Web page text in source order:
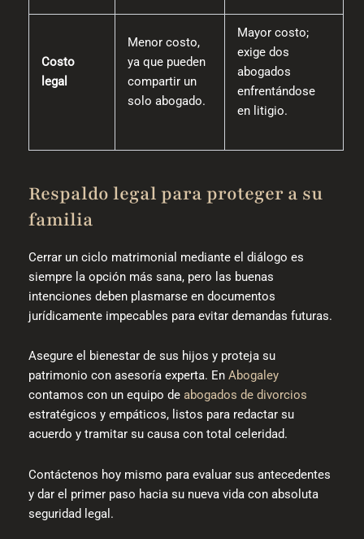
Costo
legal
Menor costo,
ya que pueden
compartir un
solo abogado.
Mayor costo;
exige dos
abogados
enfrentándose
en litigio.
Respaldo legal para proteger a su
familia
Cerrar un ciclo matrimonial mediante el diálogo es
siempre la opción más sana, pero las buenas
intenciones deben plasmarse en documentos
jurídicamente impecables para evitar demandas futuras.
Asegure el bienestar de sus hijos y proteja su
patrimonio con asesoría experta. En Abogaley
contamos con un equipo de abogados de divorcios
estratégicos y empáticos, listos para redactar su
acuerdo y tramitar su causa con total celeridad.
Contáctenos hoy mismo para evaluar sus antecedentes
y dar el primer paso hacia su nueva vida con absoluta
seguridad legal.